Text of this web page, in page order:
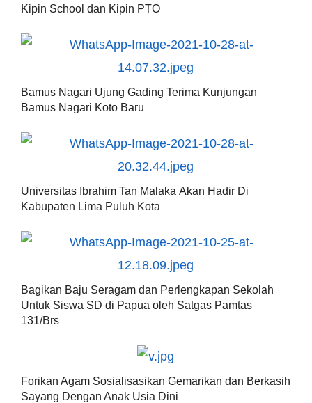
Kipin School dan Kipin PTO
Bamus Nagari Ujung Gading Terima Kunjungan
Bamus Nagari Koto Baru
Universitas Ibrahim Tan Malaka Akan Hadir Di
Kabupaten Lima Puluh Kota
Bagikan Baju Seragam dan Perlengkapan Sekolah
Untuk Siswa SD di Papua oleh Satgas Pamtas
131/Brs
Forikan Agam Sosialisasikan Gemarikan dan Berkasih
Sayang Dengan Anak Usia Dini